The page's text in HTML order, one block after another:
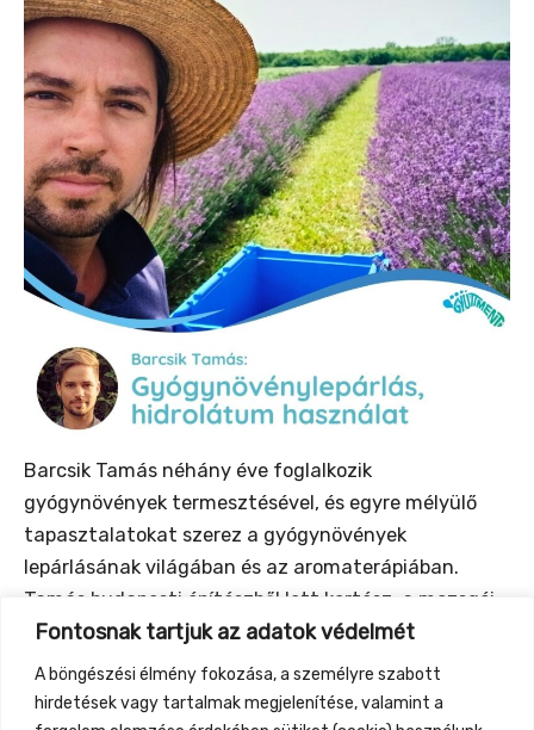
Fontosnak tartjuk az adatok védelmét
A böngészési élmény fokozása, a személyre szabott
hirdetések vagy tartalmak megjelenítése, valamint a
Barcsik Tamás néhány éve foglalkozik
gyógynövények termesztésével, és egyre mélyülő
tapasztalatokat szerez a gyógynövények
lepárlásának világában és az aromaterápiában.
Tamás budapesti építészből lett kertész, a mozsgói
Napfonat kert közösség által támogatott gazdaság
megálmodója, vegyszermentes zöldségekkel a
környéki és pécsi családokat látja el. Előtte a